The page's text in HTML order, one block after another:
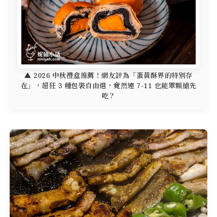
▲ 2026 中秋禮盒推薦！網友評為「蛋黃酥界的特別存
在」，超狂 3 種包裝自由選，竟然連 7-11 也能單顆搶先
吃？